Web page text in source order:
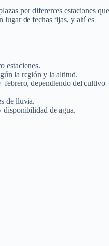
por diferentes estaciones que
lugar de fechas fijas, y ahí es
estaciones.
la región y la altitud.
dependiendo del cultivo
de lluvia.
disponibilidad de agua.